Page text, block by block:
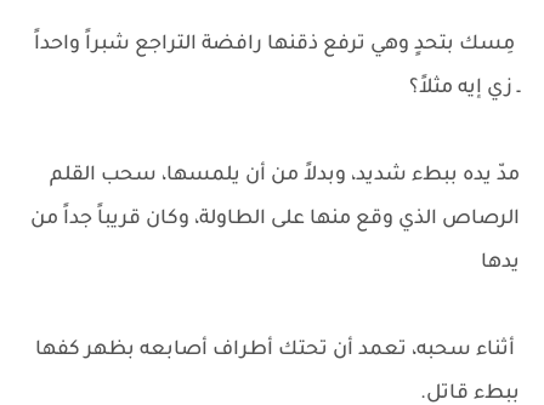
مِسك بتحدٍ وهي ترفع ذقنها رافضة التراجع شبراً واحداً
ـ زي إيه مثلاً؟
مدّ يده ببطء شديد، وبدلاً من أن يلمسها، سحب القلم
الرصاص الذي وقع منها على الطاولة، وكان قريباً جداً من
يدها
أثناء سحبه، تعمد أن تحتك أطراف أصابعه بظهر كفها
ببطء قاتل.